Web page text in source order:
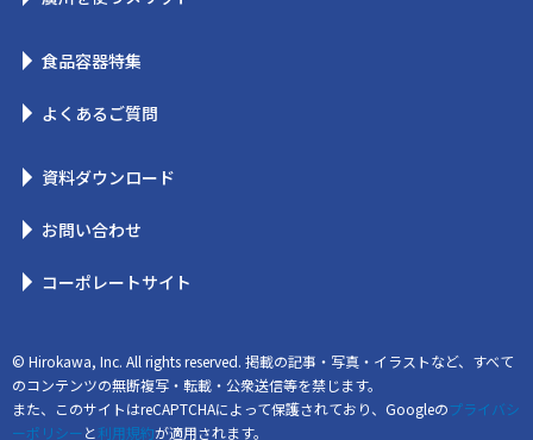
食品容器特集
よくあるご質問
資料ダウンロード
お問い合わせ
コーポレートサイト
© Hirokawa, Inc. All rights reserved. 掲載の記事・写真・イラストなど、すべて
のコンテンツの無断複写・転載・公衆送信等を禁じます。
また、このサイトはreCAPTCHAによって保護されており、Googleのプライバシ
ーポリシー と利用規約が適用されます。